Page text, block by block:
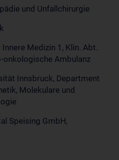
und Unfallchirurgie
Medizin 1, Klin. Abt.
onkologische Ambulanz
Innsbruck, Department
Molekulare und
Speising GmbH,